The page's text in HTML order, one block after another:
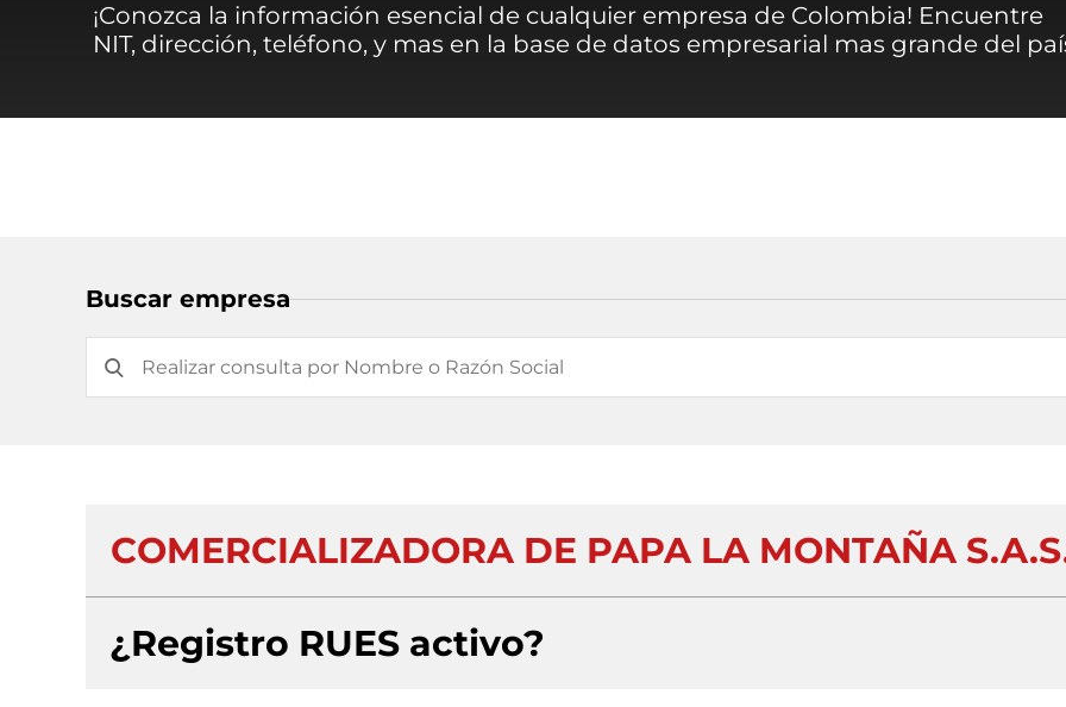
¡Conozca la información esencial de cualquier empresa de Colombia! Encuentre
NIT, dirección, teléfono, y mas en la base de datos empresarial mas grande del
Buscar empresa
COMERCIALIZADORA DE PAPA LA MONTAÑA
¿Registro RUES activo?